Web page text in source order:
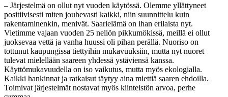
– Järjestelmä on ollut nyt vuoden käytössä. Olemme yllättyneet
positiivisesti miten jouhevasti kaikki, niin suunnittelu kuin
rakentaminenkin, menivät. Saarielämä on ihan erilaista nyt.
Vietimme vajaan vuoden 25 neliön pikkumökissä, meillä ei ollut
juoksevaa vettä ja vanha huussi oli pihan perällä. Nuoriso on
tottunut kaupungissa tiettyihin mukavuuksiin, mutta nyt nuoret
tulevat mielellään saareen yhdessä ystäviensä kanssa.
Käyttömukavuudella on iso vaikutus, mutta myös ekologialla.
Kaikki hankinnat ja ratkaisut täytyy aina miettiä saaren ehdoilla.
Toimivat järjestelmät nostavat myös kiinteistön arvoa, perhe